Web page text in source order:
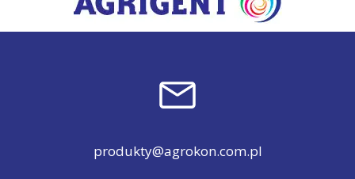
produkty@agrokon.com.pl